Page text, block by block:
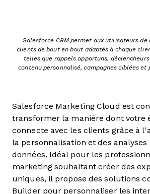
Salesforce CRM permet aux utilisateurs de
clients de bout en bout adaptés à chaque
telles que rappels opportuns,
contenu personnalisé, campagnes ciblées et
Salesforce Marketing Cloud est
transformer la manière dont votre
connecte avec les clients grâce à
la personnalisation et des analyses
données. Idéal pour les
marketing souhaitant créer des
uniques, il propose des solutions
Builder pour personnaliser les